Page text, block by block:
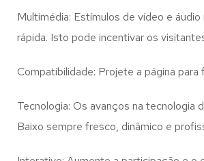
Multimédia: Estímulos de vídeo e
rápida. Isto pode incentivar os
Compatibilidade: Projete a página
Tecnologia: Os avanços na tecnologia
Baixo sempre fresco, dinâmico e